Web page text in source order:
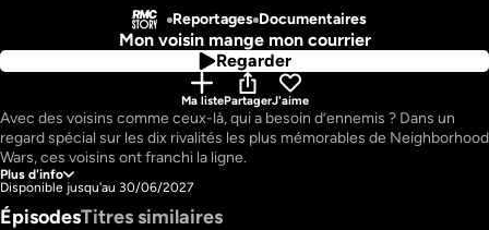
Reportages Documentaires
Mon voisin mange mon courrier
Regarder
Ma listePartagerJ'aime
Avec des voisins comme ceux-là, qui a besoin d’ennemis ? Dans un
regard spécial sur les dix rivalités les plus mémorables de Neighborhood
Wars, ces voisins ont franchi la ligne.
Plus d'info
Disponible jusqu'au 30/06/2027
ÉpisodesTitres similaires